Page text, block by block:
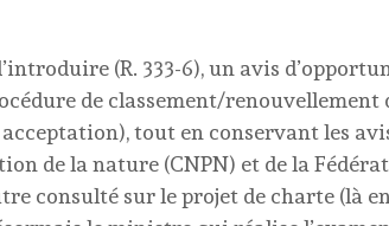
(R. 333-6), un avis
de classement/renouvellement
tout en conservant les
de la nature (CNPN) et de la
consulté sur le projet de charte (là